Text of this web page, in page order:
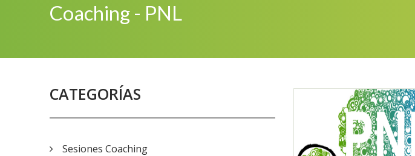
Coaching - PNL
CATEGORÍAS
Sesiones Coaching